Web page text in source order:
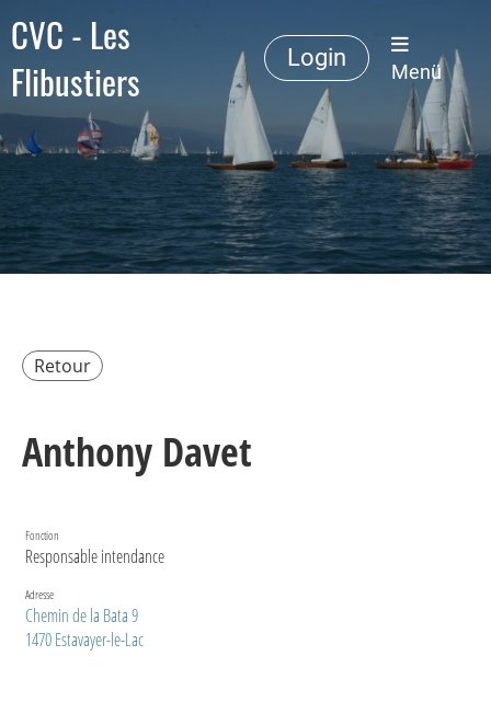
CVC - Les
Flibustiers
Login
Menü
Retour
Anthony Davet
Fonction
Responsable intendance
Adresse
Chemin de la Bata 9
1470 Estavayer-le-Lac